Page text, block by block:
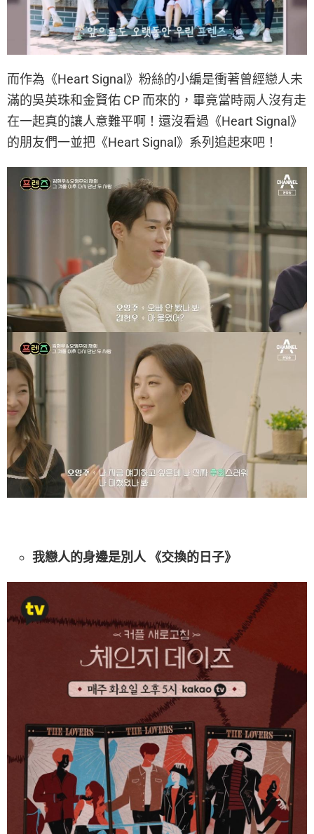
而作為《Heart Signal》粉絲的小編是衝著曾經戀人未
滿的吳英珠和金賢佑 CP 而來的，畢竟當時兩人沒有走
在一起真的讓人意難平啊！還沒看過《Heart Signal》
的朋友們一並把《Heart Signal》系列追起來吧！
我戀人的身邊是別人 《交換的日子》